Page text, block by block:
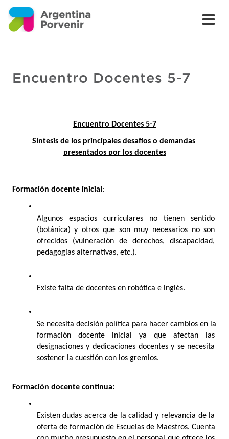
Encuentro Docentes 5-7
Encuentro Docentes 5-7
Síntesis de los principales desafíos o demandas
presentados por los docentes
Formación docente inicial:
Algunos espacios curriculares no tienen sentido
(botánica) y otros que son muy necesarios no son
ofrecidos (vulneración de derechos, discapacidad,
pedagogías alternativas, etc.).
Existe falta de docentes en robótica e inglés.
Se necesita decisión política para hacer cambios en la
formación docente inicial ya que afectan las
designaciones y dedicaciones docentes y se necesita
sostener la cuestión con los gremios.
Formación docente continua:
Existen dudas acerca de la calidad y relevancia de la
oferta de formación de Escuelas de Maestros. Cuenta